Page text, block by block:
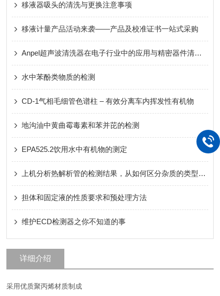
移液器吸头的清洗与更换注意事项
移液计量产品活动来袭——产品及校准证书一站式采购
Anpel超声波清洗器在电子行业中的应用与精密器件清洗技术
水中苯酚类物质的检测
CD-1气相毛细管色谱柱 – 有效分离车内挥发性有机物
地沟油中黄曲霉毒素和苯并芘的检测
EPA525.2饮用水中有机物的测定
上机分析热解析管的检测结果，从如何区分杂质的类型开始
担体和固定液的性质要求和预处理方法
维护ECD检测器之你不知道的事
详细介绍
采用优质聚丙烯材质制成